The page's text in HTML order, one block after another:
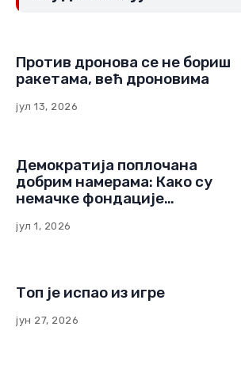
Против дронова се не бориш
ракетама, већ дроновима
јул 13, 2026
Демократија поплочана
добрим намерама: Како су
немачке фондације
Црној Гори
јул 1, 2026
Топ је испао из игре
јун 27, 2026